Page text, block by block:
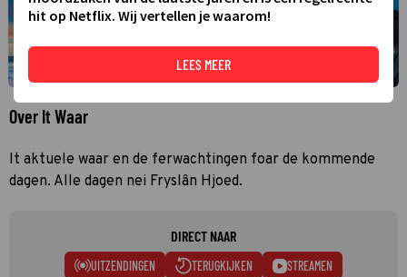
Over It Waar
It aktuele waar en de ferwachtingen foar de kommende
dagen. Alle dagen nei Fryslân Hjoed.
DIRECT NAAR
UITZENDINGEN TERUGKIJKEN STREAMEN
hit op Netflix. Wij vertellen je waarom!
LEES MEER